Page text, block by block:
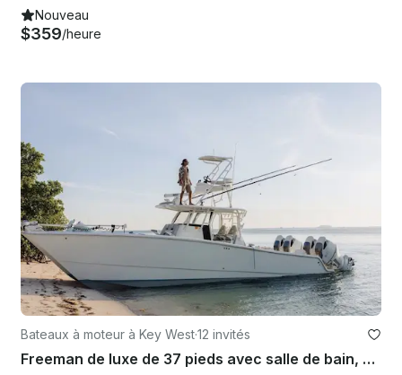
Nouveau
$359/heure
Bateaux à moteur à Key West·12 invités
Freeman de luxe de 37 pieds avec salle de bain, parasol et Key West Charters